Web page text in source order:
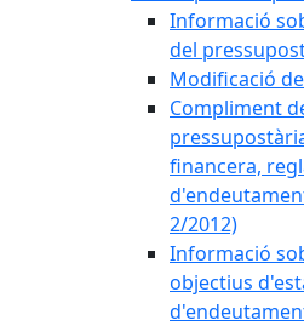
Informació
del
Modificació
Compliment
financera,
2/2012)
Informació
objectius